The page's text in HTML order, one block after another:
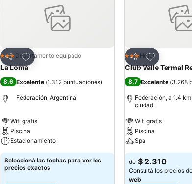
Compartir
Añadir a favoritos
3 EstrellasDepartamento equipado
La Loma
8,6 Excelente (1.312 puntuaciones)
Federación, Argentina
Wifi gratis
Piscina
Estacionamiento
Seleccioná las fechas para ver los
precios exactos
Compartir
Añadir a
3 Estrellas
Hotel
Club Valle Termal
8,7 Excelente (3.268
Federación, a 1.4
ciudad
Wifi gratis
Piscina
Spa
de $ 2.310
Consultá los precios de
web